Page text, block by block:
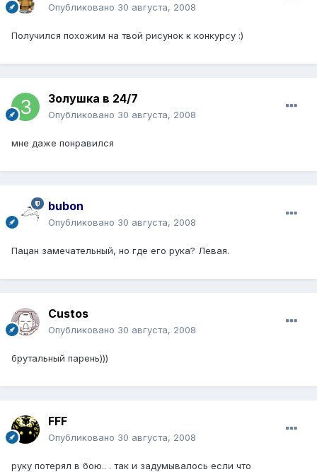
Опубликовано 30 августа, 2008
Получился похожим на твой рисунок к конкурсу :)
Золушка в 24/7
Опубликовано 30 августа, 2008
мне даже понравился
bubon
Опубликовано 30 августа, 2008
Пацан замечательный, но где его рука? Левая.
Custos
Опубликовано 30 августа, 2008
брутальный парень)))
FFF
Опубликовано 30 августа, 2008
руку потерял в бою.. . так и задумывалось если что